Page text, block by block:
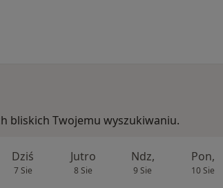
bliskich Twojemu wyszukiwaniu.
Dziś
7 Sie
Jutro
8 Sie
Ndz,
9 Sie
Pon,
10 Sie